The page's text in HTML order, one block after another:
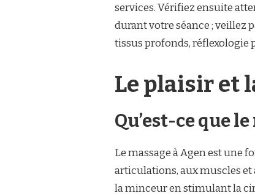
services. Vérifiez ensuite
durant votre séance ; veillez
tissus profonds, réflexologie
Le plaisir et
Qu’est-ce que
Le massage à Agen est une
articulations, aux muscles et
la minceur en stimulant la